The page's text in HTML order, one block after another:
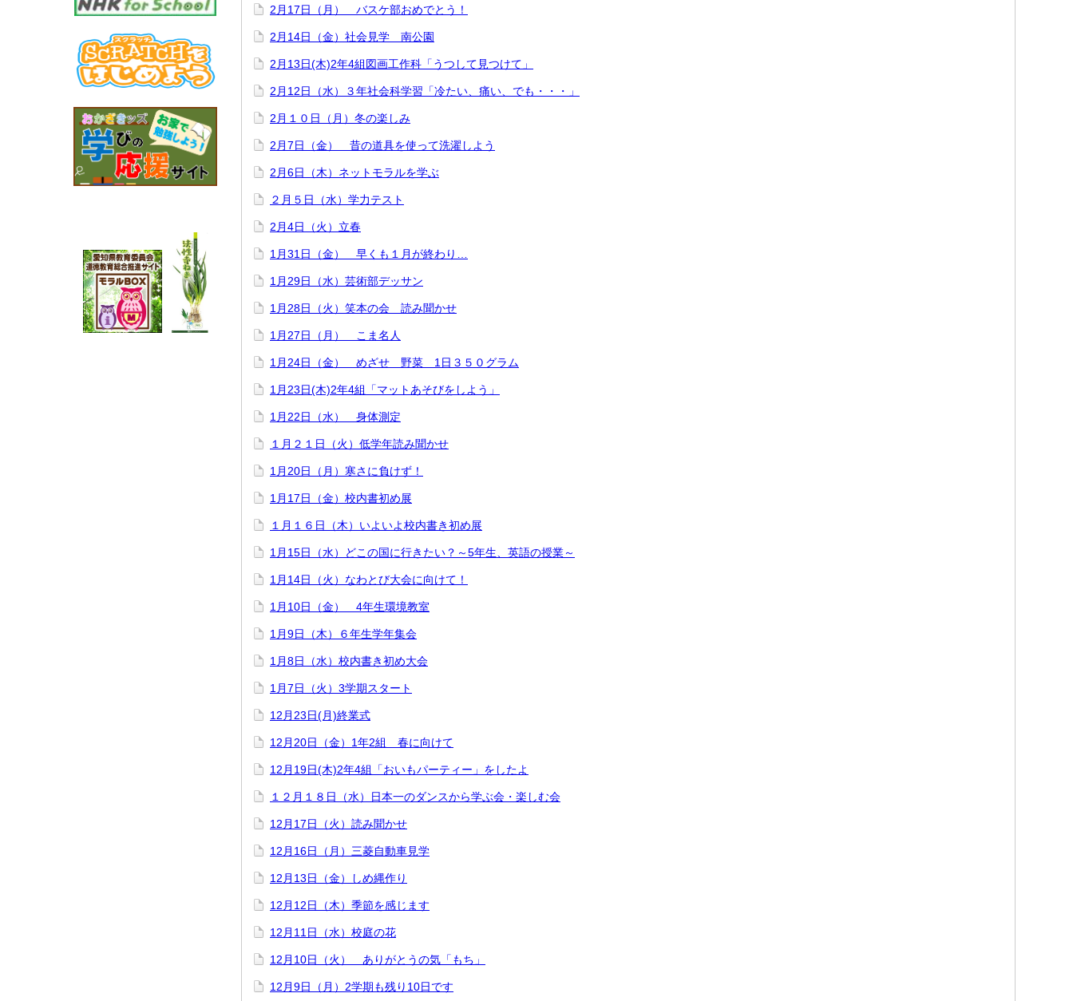
2月17日（月） バスケ部おめでとう！
2月14日（金）社会見学 南公園
2月13日(木)2年4組図画工作科「うつして見つけて」
2月12日（水）３年社会科学習「冷たい、痛い、でも・・・」
2月１０日（月）冬の楽しみ
2月7日（金） 昔の道具を使って洗濯しよう
2月6日（木）ネットモラルを学ぶ
２月５日（水）学力テスト
2月4日（火）立春
1月31日（金） 早くも１月が終わり…
1月29日（水）芸術部デッサン
1月28日（火）笑本の会 読み聞かせ
1月27日（月） こま名人
1月24日（金） めざせ 野菜 1日３５０グラム
1月23日(木)2年4組「マットあそびをしよう」
1月22日（水） 身体測定
１月２１日（火）低学年読み聞かせ
1月20日（月）寒さに負けず！
1月17日（金）校内書初め展
１月１６日（木）いよいよ校内書き初め展
1月15日（水）どこの国に行きたい？～5年生、英語の授業～
1月14日（火）なわとび大会に向けて！
1月10日（金） 4年生環境教室
1月9日（木）６年生学年集会
1月8日（水）校内書き初め大会
1月7日（火）3学期スタート
12月23日(月)終業式
12月20日（金）1年2組 春に向けて
12月19日(木)2年4組「おいもパーティー」をしたよ
１２月１８日（水）日本一のダンスから学ぶ会・楽しむ会
12月17日（火）読み聞かせ
12月16日（月）三菱自動車見学
12月13日（金）しめ縄作り
12月12日（木）季節を感じます
12月11日（水）校庭の花
12月10日（火） ありがとうの気「もち」
12月9日（月）2学期も残り10日です